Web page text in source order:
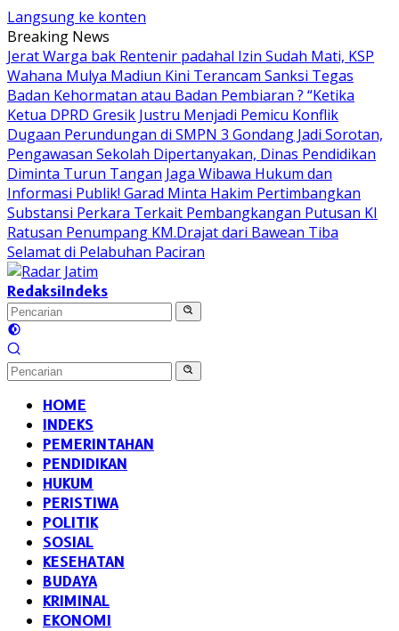
Langsung ke konten
Breaking News
Jerat Warga bak Rentenir padahal Izin Sudah Mati, KSP
Wahana Mulya Madiun Kini Terancam Sanksi Tegas
Badan Kehormatan atau Badan Pembiaran ? “Ketika
Ketua DPRD Gresik Justru Menjadi Pemicu Konflik
Dugaan Perundungan di SMPN 3 Gondang Jadi Sorotan,
Pengawasan Sekolah Dipertanyakan, Dinas Pendidikan
Diminta Turun Tangan Jaga Wibawa Hukum dan
Informasi Publik! Garad Minta Hakim Pertimbangkan
Substansi Perkara Terkait Pembangkangan Putusan KI
Ratusan Penumpang KM.Drajat dari Bawean Tiba
Selamat di Pelabuhan Paciran
RedaksiIndeks
HOME
INDEKS
PEMERINTAHAN
PENDIDIKAN
HUKUM
PERISTIWA
POLITIK
SOSIAL
KESEHATAN
BUDAYA
KRIMINAL
EKONOMI